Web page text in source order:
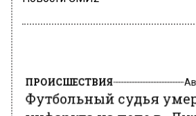
Футбольный судья
инфаркта на поле в